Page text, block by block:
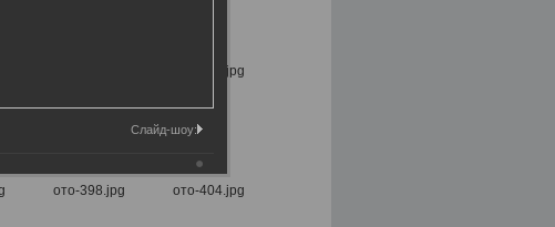
Слайд-шоу: